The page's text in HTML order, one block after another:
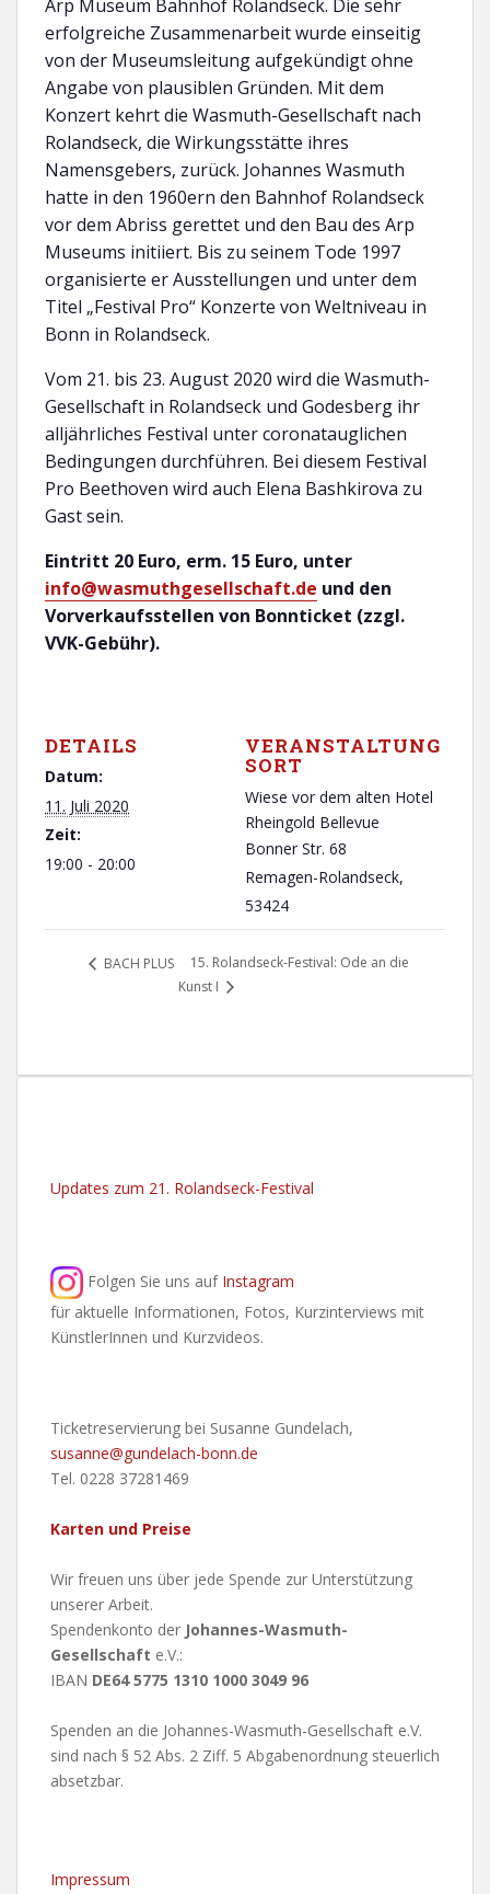
Arp Museum Bahnhof Rolandseck. Die sehr
erfolgreiche Zusammenarbeit wurde einseitig
von der Museumsleitung aufgekündigt ohne
Angabe von plausiblen Gründen. Mit dem
Konzert kehrt die Wasmuth-Gesellschaft nach
Rolandseck, die Wirkungsstätte ihres
Namensgebers, zurück. Johannes Wasmuth
hatte in den 1960ern den Bahnhof Rolandseck
vor dem Abriss gerettet und den Bau des Arp
Museums initiiert. Bis zu seinem Tode 1997
organisierte er Ausstellungen und unter dem
Titel „Festival Pro“ Konzerte von Weltniveau in
Bonn in Rolandseck.
Vom 21. bis 23. August 2020 wird die Wasmuth-
Gesellschaft in Rolandseck und Godesberg ihr
alljährliches Festival unter coronatauglichen
Bedingungen durchführen. Bei diesem Festival
Pro Beethoven wird auch Elena Bashkirova zu
Gast sein.
Eintritt 20 Euro, erm. 15 Euro, unter
info@wasmuthgesellschaft.de und den
Vorverkaufsstellen von Bonnticket (zzgl.
VVK-Gebühr).
DETAILS
Datum:
11. Juli 2020
Zeit:
19:00 - 20:00
VERANSTALTUNG
SORT
Wiese vor dem alten Hotel
Rheingold Bellevue
Bonner Str. 68
Remagen-Rolandseck,
53424
BACH PLUS
15. Rolandseck-Festival: Ode an die
Kunst I
Updates zum 21. Rolandseck-Festival
Folgen Sie uns auf Instagram
für aktuelle Informationen, Fotos, Kurzinterviews mit
KünstlerInnen und Kurzvideos.
Ticketreservierung bei Susanne Gundelach,
susanne@gundelach-bonn.de
Tel. 0228 37281469
Karten und Preise
Wir freuen uns über jede Spende zur Unterstützung
unserer Arbeit.
Spendenkonto der Johannes-Wasmuth-
Gesellschaft e.V.:
IBAN DE64 5775 1310 1000 3049 96
Spenden an die Johannes-Wasmuth-Gesellschaft e.V.
sind nach § 52 Abs. 2 Ziff. 5 Abgabenordnung steuerlich
absetzbar.
Impressum